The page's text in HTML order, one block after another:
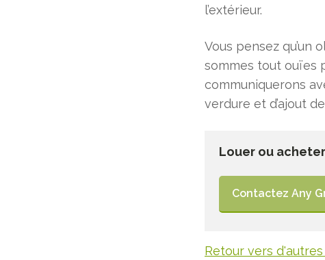
l’extérieur.
Vous pensez qu’un
sommes tout ouïes
communiquerons
verdure et d’ajout
Louer ou
Contactez Any
Retour vers